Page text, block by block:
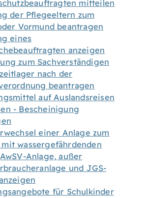
mitteilen
der Pflegeeltern zum
Vormund beantragen
eines
anzeigen
zum Sachverständigen
nach der
beantragen
auf Auslandsreisen
- Bescheinigung
einer Anlage zum
wassergefährdenden
Anlage, außer
und JGS-
für Schulkinder